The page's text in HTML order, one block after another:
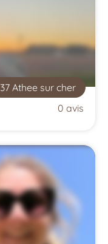
37 Athee sur cher
0 avis